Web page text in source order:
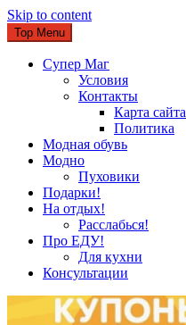
Skip to content
Top Menu
Супер Маг
Условия
Контакты
Карта сайта
Политика
Модная обувь
Модно
Пуховики
Подарки!
На отдых!
Расслабься!
Про ЕДУ!
Для кухни
Консультации